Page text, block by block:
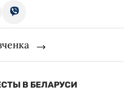
В БЕЛАРУСИ